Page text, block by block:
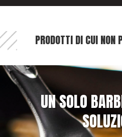
PRODOTTI DI CUI NON
UN SOLO